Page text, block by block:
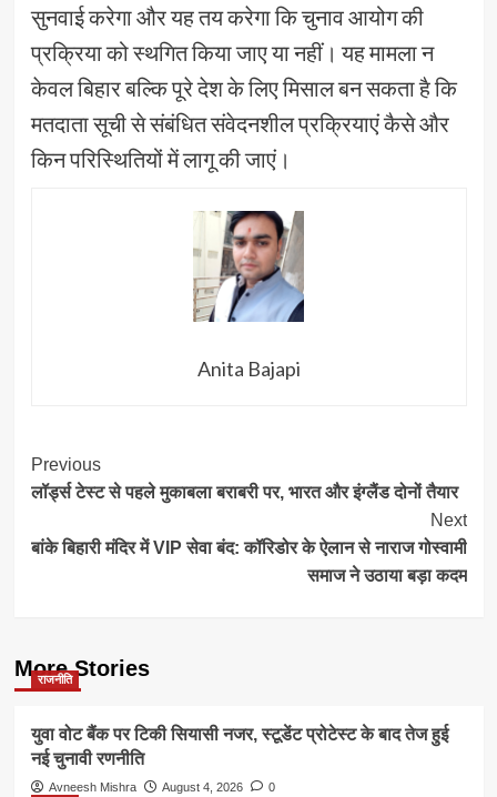
सुनवाई करेगा और यह तय करेगा कि चुनाव आयोग की
प्रक्रिया को स्थगित किया जाए या नहीं। यह मामला न
केवल बिहार बल्कि पूरे देश के लिए मिसाल बन सकता है कि
मतदाता सूची से संबंधित संवेदनशील प्रक्रियाएं कैसे और
किन परिस्थितियों में लागू की जाएं।
Anita Bajapi
Post
Navigation
Previous
लॉर्ड्स टेस्ट से पहले मुकाबला बराबरी पर, भारत और इंग्लैंड दोनों तैयार
Next
बांके बिहारी मंदिर में VIP सेवा बंद: कॉरिडोर के ऐलान से नाराज गोस्वामी
समाज ने उठाया बड़ा कदम
More Stories
राजनीति
युवा वोट बैंक पर टिकी सियासी नजर, स्टूडेंट प्रोटेस्ट के बाद तेज हुई
नई चुनावी रणनीति
Avneesh Mishra August 4, 2026
0